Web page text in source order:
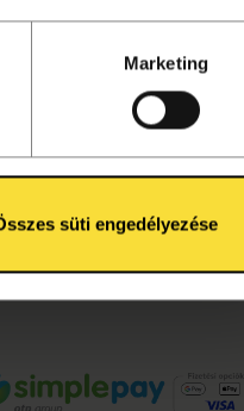
Marketing
süti engedélyezése